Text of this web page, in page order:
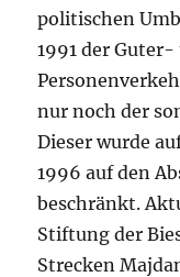
politischen
1991 der
nur noch der
Dieser wurde
1996 auf den
beschränkt.
Stiftung der
Strecken